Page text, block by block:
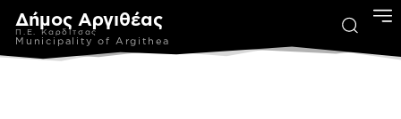
Δήμος Αργιθέας
Π.Ε. Καρδίτσας
Municipality of Argithea